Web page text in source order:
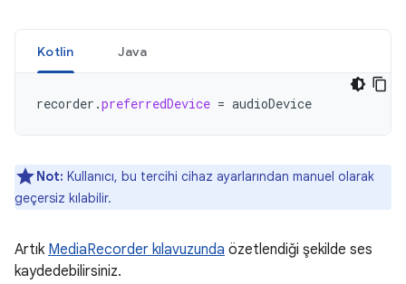
Kotlin Java
recorder .preferredDevice = audioDevice
Not: Kullanıcı, bu tercihi cihaz ayarlarından manuel olarak
geçersiz kılabilir.
Artık MediaRecorder kılavuzunda özetlendiği şekilde ses
kaydedebilirsiniz.